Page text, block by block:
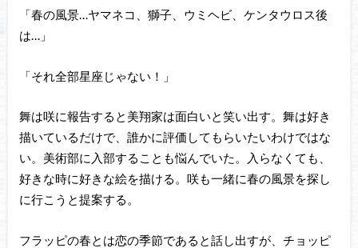
「春の風景…ヤマネコ、獅子、ウミヘビ、ケンタウロス後
は…」
「それ全部星座じゃない！」
舞は咲に報告すると美翔家は面白いと笑い出す。舞は好き
描いているだけで、誰かに評価してもらいたいわけではな
い。美術部に入部することも悩んでいた。入らなくても、
好きな時に好きな絵を描ける。咲も一緒に春の風景を探し
に行こうと提案する。
フラッピの春とは恋の季節であると話し出すが、チョッピ